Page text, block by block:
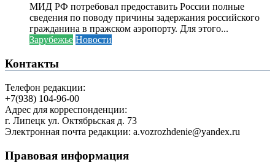
МИД РФ потребовал предоставить России полные
сведения по поводу причины задержания российского
гражданина в пражском аэропорту. Для этого...
Зарубежье Новости
Контакты
Телефон редакции:
+7(938) 104-96-00
Адрес для корреспонденции:
г. Липецк ул. Октябрьская д. 73
Электронная почта редакции: a.vozrozhdenie@yandex.ru
Правовая информация